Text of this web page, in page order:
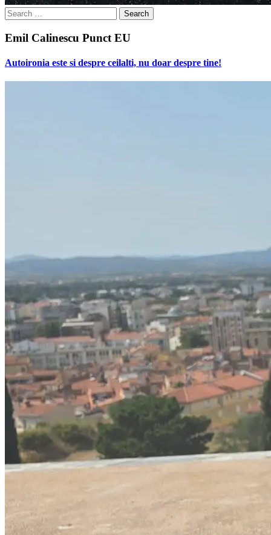
Search
for:
Emil Calinescu Punct EU
Autoironia este si despre ceilalti, nu doar despre tine!